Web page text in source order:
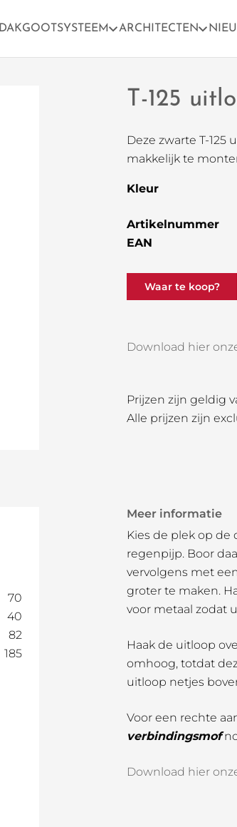
DAKGOOTSYSTEEM ARCHITECTEN
T-125
Deze zwarte T-
makkelijk te
Kleur
Artikelnummer
EAN
Waar te koop?
Download hier
Prijzen zijn geldig
Alle prijzen zijn
70
40
82
185
Meer informatie
Kies de plek op
regenpijp. Boor
vervolgens met
groter te maken.
voor metaal zodat
Haak de uitloop
omhoog, totdat
uitloop netjes
Voor een rechte
verbindingsmof
Download hier